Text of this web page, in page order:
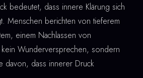
bedeutet, dass innere Klärung sich
Menschen berichten von tieferem
einem Nachlassen von
Wunderversprechen, sondern
davon, dass innerer Druck